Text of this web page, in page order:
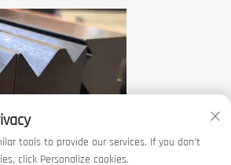
tools to provide our services. If you don't
click Personalize cookies.